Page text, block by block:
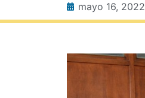
mayo 16, 2022